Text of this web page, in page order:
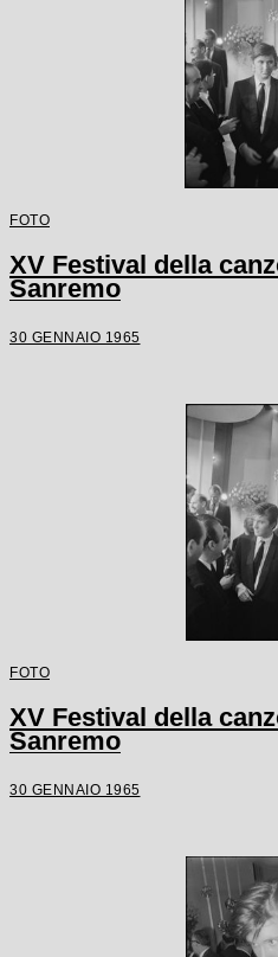
FOTO
XV Festival della
Sanremo
30 GENNAIO 1965
FOTO
XV Festival della
Sanremo
30 GENNAIO 1965